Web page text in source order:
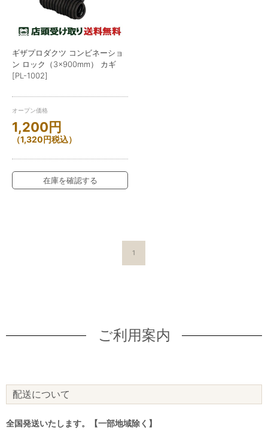
ギザプロダクツ コンビネーショ
ン ロック（3×900mm） カギ
[PL-1002]
オープン価格
1,200円
（1,320円税込）
在庫を確認する
1
ご利用案内
配送について
全国発送いたします。【一部地域除く】